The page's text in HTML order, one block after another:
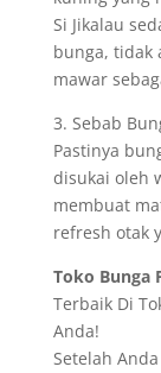
Si Jikalau
bunga, tidak
mawar
3. Sebab
Pastinya
disukai oleh
membuat
refresh otak
Toko Bunga
Terbaik Di
Anda!
Setelah